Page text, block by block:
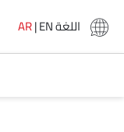
اللغةEN
|
AR